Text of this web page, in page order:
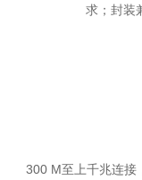
求；封装
300 M至上千兆连接